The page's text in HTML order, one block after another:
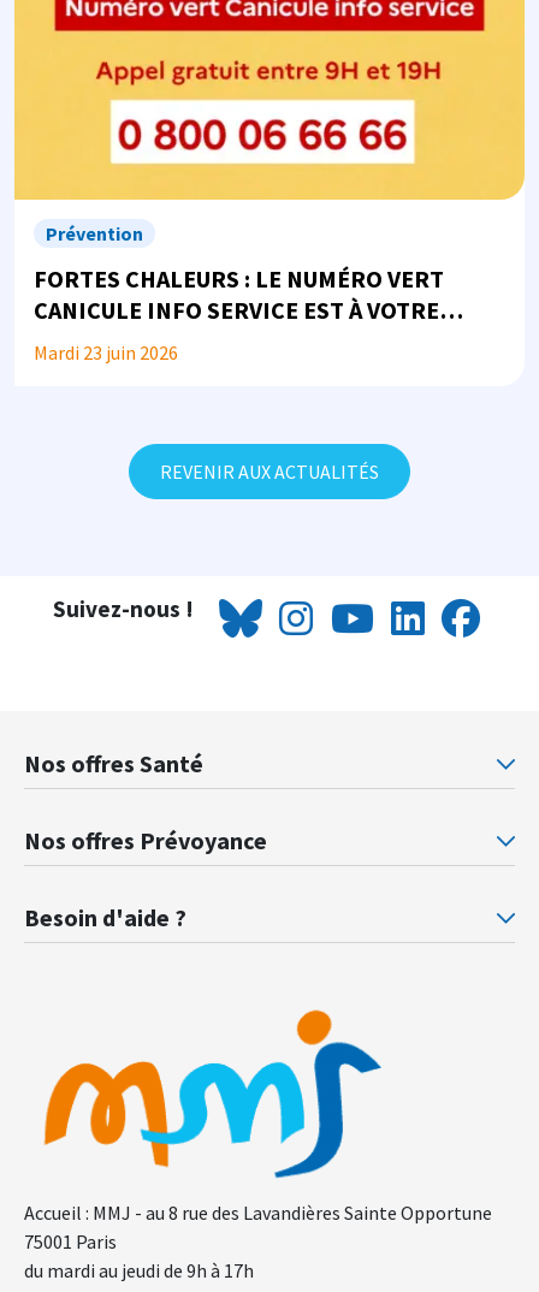
Prévention
FORTES CHALEURS : LE NUMÉRO VERT
CANICULE INFO SERVICE EST À VOTRE
DISPOSITION
Mardi 23 juin 2026
REVENIR AUX ACTUALITÉS
Suivez-nous !
Accueil : MMJ - au 8 rue des Lavandières Sainte Opportune
75001 Paris
du mardi au jeudi de 9h à 17h
Nos offres Santé
Mutuelle santé Retraités justice
Nos offres Prévoyance
Besoin d'aide ?